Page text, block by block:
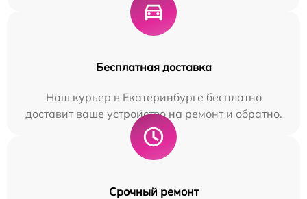
Бесплатная доставка
Наш курьер в Екатеринбурге бесплатно
доставит ваше устройство на ремонт и обратно.
Срочный ремонт